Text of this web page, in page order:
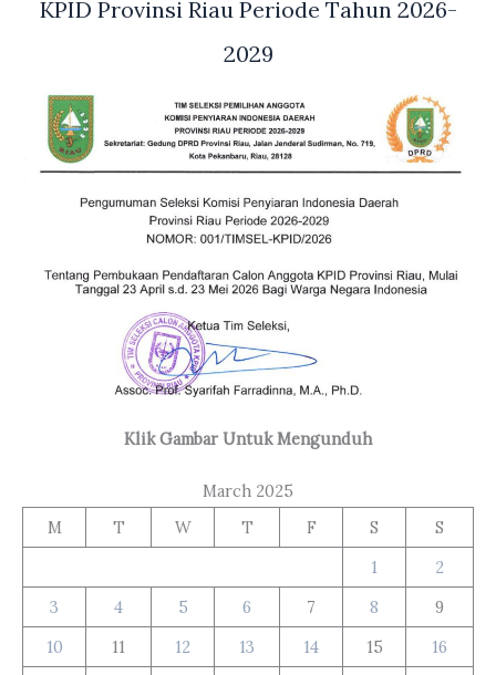
KPID Provinsi Riau Periode Tahun 2026-
2029
Klik Gambar Untuk Mengunduh
March 2025
M
T W T F S
S
1
2
3
4 5 6 7 8
9
10
11 12 13 14 15
16